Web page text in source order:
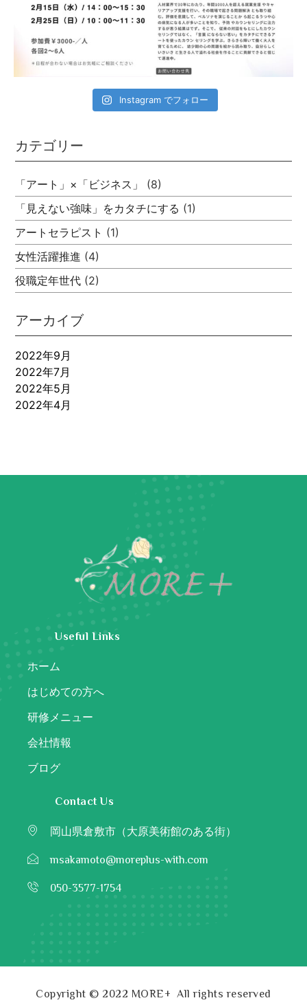
Instagram でフォロー
カテゴリー
「アート」×「ビジネス」
(8)
「見えない強味」をカタチにする (1)
アートセラピスト (1)
女性活躍推進 (4)
役職定年世代 (2)
アーカイブ
2022年9月
2022年7月
2022年5月
2022年4月
Useful Links
ホーム
はじめての方へ
研修メニュー
会社情報
ブログ
Contact Us
岡山県倉敷市（大原美術館のある街）
msakamoto@moreplus-with.com
050-3577-1754
Copyright © 2022 MORE+ All rights reserved